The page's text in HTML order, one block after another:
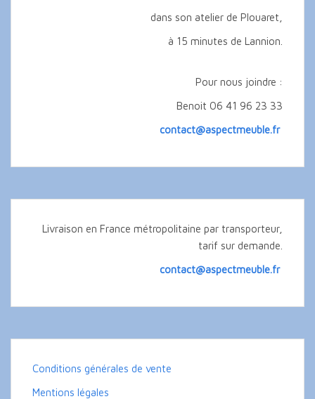
dans son atelier de Plouaret,
à 15 minutes de Lannion.
Pour nous joindre :
Benoit 06 41 96 23 33
contact@aspectmeuble.fr
Livraison en France métropolitaine par transporteur,
tarif sur demande.
contact@aspectmeuble.fr
Conditions générales de vente
Mentions légales